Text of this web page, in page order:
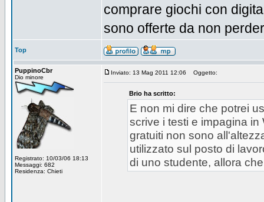
comprare giochi con
sono offerte da non
Top
PuppinoCbr
Dio minore
Registrato: 10/03/06 18:13
Messaggi: 682
Residenza: Chieti
Inviato: 13 Mag 2011 12:06 Oggetto:
Brio ha scritto:
E non mi dire che potrei
scrive i testi e impagina in
gratuiti non sono
utilizzato sul posto di
di uno studente, allora